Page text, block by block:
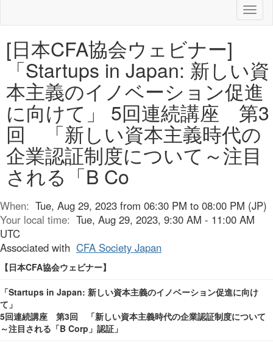
[日本CFA協会ウェビナー]
「Startups in Japan: 新しい資
本主義のイノベーション促進
に向けて」 5回連続講座 第3
回 「新しい資本主義時代の
企業認証制度について～注目
される「B Co
When: Tue, Aug 29, 2023 from 06:30 PM to 08:00 PM (JP)
Your local time: Tue, Aug 29, 2023, 9:30 AM - 11:00 AM
UTC
Associated with CFA Society Japan
【日本CFA協会ウェビナー】
「Startups in Japan: 新しい資本主義のイノベーション促進に向け
て」
5回連続講座 第3回 「新しい資本主義時代の企業認証制度について
～注目される「B Corp」認証」